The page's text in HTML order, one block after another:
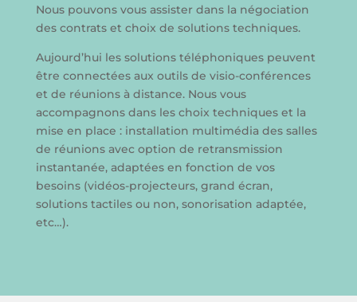
Nous pouvons vous assister dans la négociation
des contrats et choix de solutions techniques.
Aujourd’hui les solutions téléphoniques peuvent
être connectées aux outils de visio-conférences
et de réunions à distance. Nous vous
accompagnons dans les choix techniques et la
mise en place : installation multimédia des salles
de réunions avec option de retransmission
instantanée, adaptées en fonction de vos
besoins (vidéos-projecteurs, grand écran,
solutions tactiles ou non, sonorisation adaptée,
etc…).